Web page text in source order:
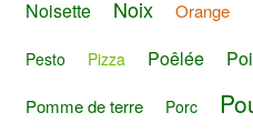
Noisette Noix Orange
Pesto Pizza Poêlée
Pomme de terre Porc